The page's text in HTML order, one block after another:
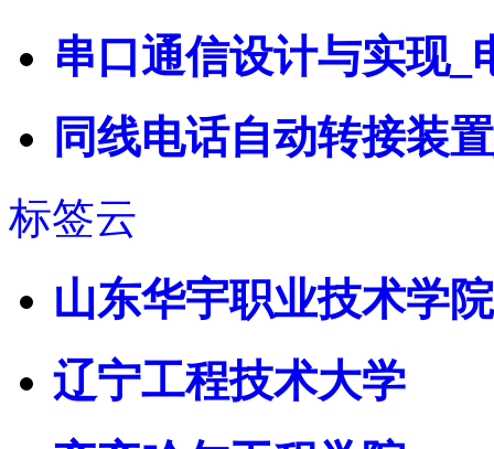
串口通信设计与实现
同线电话自动转接装
标签云
山东华宇职业技术学院
辽宁工程技术大学